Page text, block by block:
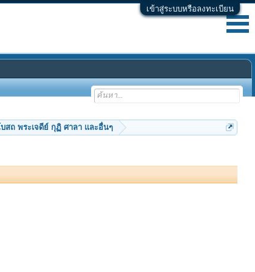
เข้าสู่ระบบหรือลงทะเบียน
สถ พระเจดีย์ กุฏิ ศาลา และอื่นๆ